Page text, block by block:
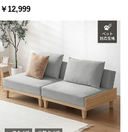
キャスター付き 上下左右角度調節
￥12,999